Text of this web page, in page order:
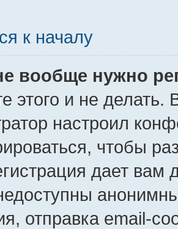
к началу
вообще нужно
этого и не делать.
настроил
чтобы
дает вам
отправка email-